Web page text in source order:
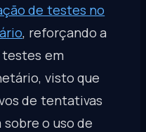
de testes no
, reforçando a
em
visto que
de tentativas
o uso de